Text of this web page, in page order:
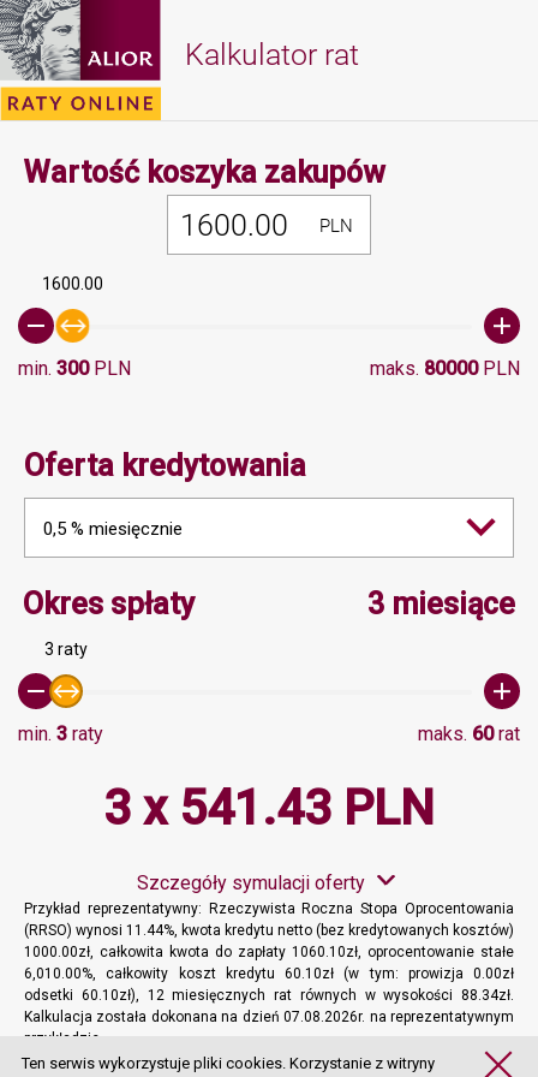
Kalkulator rat
Wartość koszyka zakupówMinimalna
PLN
1600.00
min. 300PLN maks. 80000PLN
Oferta kredytowania
0,5 % miesięcznie
Okres spłatyMinimalna wartość 3,
3 miesiące
3 raty
min. 3 raty maks. 60rat
3 x 541.43 PLN
Szczegóły symulacji oferty
Przykład reprezentatywny: Rzeczywista Roczna Stopa Oprocentowania
(RRSO) wynosi 11.44%, kwota kredytu netto (bez kredytowanych kosztów)
1000.00zł, całkowita kwota do zapłaty 1060.10zł, oprocentowanie stałe
6,010.00%, całkowity koszt kredytu 60.10zł (w tym: prowizja 0.00zł
odsetki 60.10zł), 12 miesięcznych rat równych w wysokości 88.34zł.
Kalkulacja została dokonana na dzień 07.08.2026r. na reprezentatywnym
przykładzie.
Więcej informacji
Ten serwis wykorzystuje pliki cookies. Korzystanie z witryny